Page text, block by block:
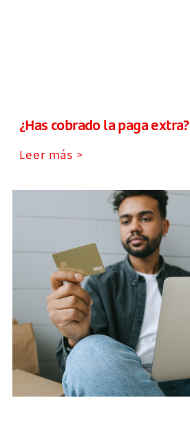
¿Has cobrado la paga extra?
Leer más >